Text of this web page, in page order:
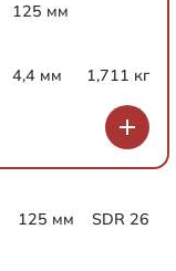
125 мм
4,4 мм 1,711 кг
125 мм SDR 26